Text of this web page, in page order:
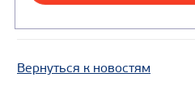
Цена по запросу
Экологический класс
Вернуться к новостям